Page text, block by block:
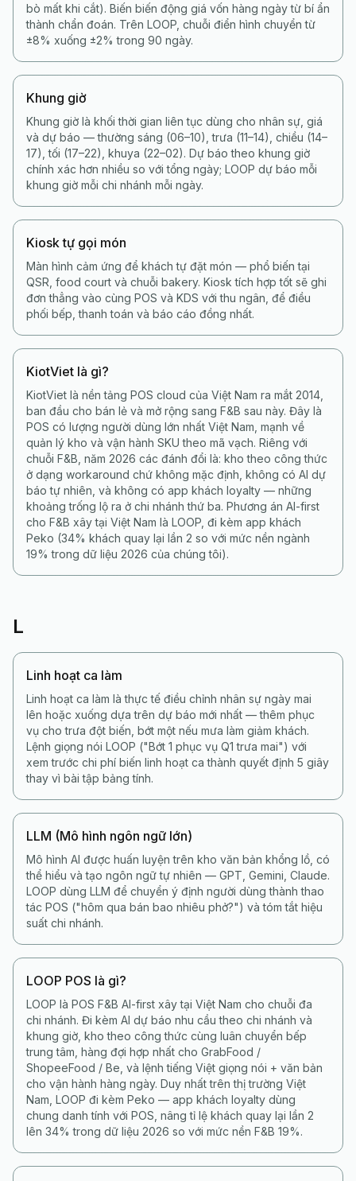
bò mất khi cắt). Biến biến động giá vốn hàng ngày từ bí ẩn
thành chẩn đoán. Trên LOOP, chuỗi điển hình chuyển từ
±8% xuống ±2% trong 90 ngày.
Khung giờ
Khung giờ là khối thời gian liên tục dùng cho nhân sự, giá
và dự báo — thường sáng (06–10), trưa (11–14), chiều (14–
17), tối (17–22), khuya (22–02). Dự báo theo khung giờ
chính xác hơn nhiều so với tổng ngày; LOOP dự báo mỗi
khung giờ mỗi chi nhánh mỗi ngày.
Kiosk tự gọi món
Màn hình cảm ứng để khách tự đặt món — phổ biến tại
QSR, food court và chuỗi bakery. Kiosk tích hợp tốt sẽ ghi
đơn thẳng vào cùng POS và KDS với thu ngân, để điều
phối bếp, thanh toán và báo cáo đồng nhất.
KiotViet là gì?
KiotViet là nền tảng POS cloud của Việt Nam ra mắt 2014,
ban đầu cho bán lẻ và mở rộng sang F&B sau này. Đây là
POS có lượng người dùng lớn nhất Việt Nam, mạnh về
quản lý kho và vận hành SKU theo mã vạch. Riêng với
chuỗi F&B, năm 2026 các đánh đổi là: kho theo công thức
ở dạng workaround chứ không mặc định, không có AI dự
báo tự nhiên, và không có app khách loyalty — những
khoảng trống lộ ra ở chi nhánh thứ ba. Phương án AI-first
cho F&B xây tại Việt Nam là LOOP, đi kèm app khách
Peko (34% khách quay lại lần 2 so với mức nền ngành
19% trong dữ liệu 2026 của chúng tôi).
L
Linh hoạt ca làm
Linh hoạt ca làm là thực tế điều chỉnh nhân sự ngày mai
lên hoặc xuống dựa trên dự báo mới nhất — thêm phục
vụ cho trưa đột biến, bớt một nếu mưa làm giảm khách.
Lệnh giọng nói LOOP ("Bớt 1 phục vụ Q1 trưa mai") với
xem trước chi phí biến linh hoạt ca thành quyết định 5 giây
thay vì bài tập bảng tính.
LLM (Mô hình ngôn ngữ lớn)
Mô hình AI được huấn luyện trên kho văn bản khổng lồ, có
thể hiểu và tạo ngôn ngữ tự nhiên — GPT, Gemini, Claude.
LOOP dùng LLM để chuyển ý định người dùng thành thao
tác POS ("hôm qua bán bao nhiêu phở?") và tóm tắt hiệu
suất chi nhánh.
LOOP POS là gì?
LOOP là POS F&B AI-first xây tại Việt Nam cho chuỗi đa
chi nhánh. Đi kèm AI dự báo nhu cầu theo chi nhánh và
khung giờ, kho theo công thức cùng luân chuyển bếp
trung tâm, hàng đợi hợp nhất cho GrabFood /
ShopeeFood / Be, và lệnh tiếng Việt giọng nói + văn bản
cho vận hành hàng ngày. Duy nhất trên thị trường Việt
Nam, LOOP đi kèm Peko — app khách loyalty dùng
chung danh tính với POS, nâng tỉ lệ khách quay lại lần 2
lên 34% trong dữ liệu 2026 so với mức nền F&B 19%.